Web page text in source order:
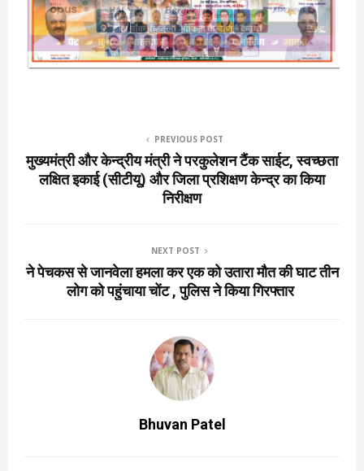
PREVIOUS POST
मुख्यमंत्री और केन्द्रीय मंत्री ने परकुलेशन टैंक साईट, स्वच्छता
लक्षित इकाई (सीटीयू) और जिला प्रशिक्षण केन्द्र का किया
निरीक्षण
NEXT POST
ने पेचकस से जानवेला हमला कर एक को उतारा मौत की घाट तीन
लोग को पहुंचाया चोंट , पुलिस ने किया गिरफ्तार
Bhuvan Patel